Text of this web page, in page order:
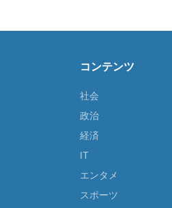
コンテンツ
社会
政治
経済
IT
エンタメ
スポーツ